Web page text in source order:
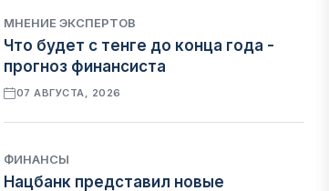
МНЕНИЕ ЭКСПЕРТОВ
Что будет с тенге до конца года -
прогноз финансиста
07 АВГУСТА, 2026
ФИНАНСЫ
Нацбанк представил новые